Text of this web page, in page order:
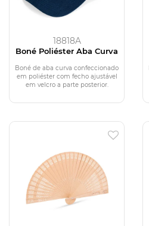
18818A
Boné Poliéster Aba Curva
Boné de aba curva confeccionado
em poliéster com fecho ajustável
em velcro a parte posterior.